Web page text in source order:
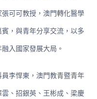
張可可教授，澳門轉化醫學
，與青年分享交流，以多
入國家發展大局。
李悍東，澳門教青暨青年
、招銀英、王彬成、梁慶